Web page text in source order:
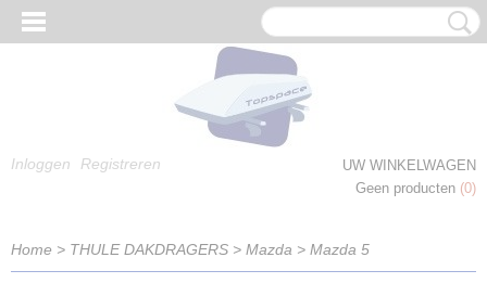
Inloggen Registreren
UW WINKELWAGEN
Geen producten (0)
Home > THULE DAKDRAGERS > Mazda > Mazda 5